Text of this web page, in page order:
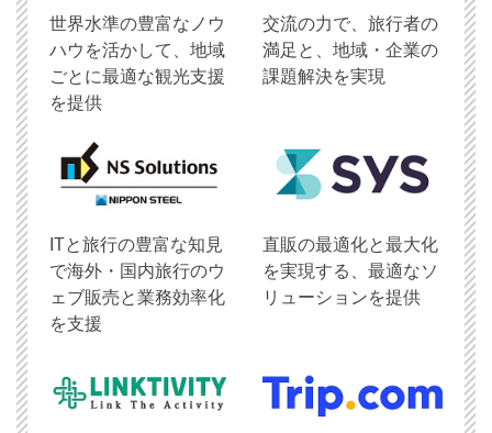
世界水準の豊富なノウ
ハウを活かして、地域
ごとに最適な観光支援
を提供
交流の力で、旅行者の
満足と、地域・企業の
課題解決を実現
ITと旅行の豊富な知見
で海外・国内旅行のウ
ェブ販売と業務効率化
を支援
直販の最適化と最大化
を実現する、最適なソ
リューションを提供